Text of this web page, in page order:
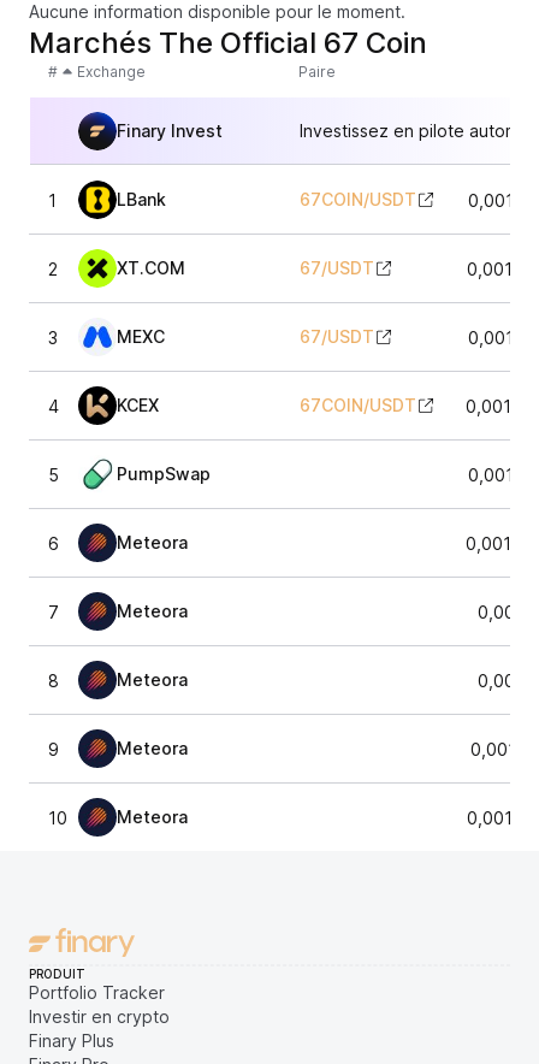
Aucune information disponible pour le moment.
Marchés The Official 67 Coin
# Exchange Paire
Finary Invest Investissez en pilote
1 LBank 67COIN/USDT
2 XT.COM 67/USDT
3 MEXC 67/USDT
4 KCEX 67COIN/USDT
5 PumpSwap
6 Meteora
7 Meteora
8 Meteora
9 Meteora
10 Meteora
PRODUIT
Portfolio Tracker
Investir en crypto
Finary Plus